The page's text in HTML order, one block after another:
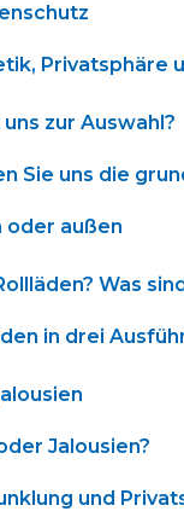
Privatsphäre
zur Auswahl?
Sie uns die
oder außen
Was
in drei
Jalousien?
und